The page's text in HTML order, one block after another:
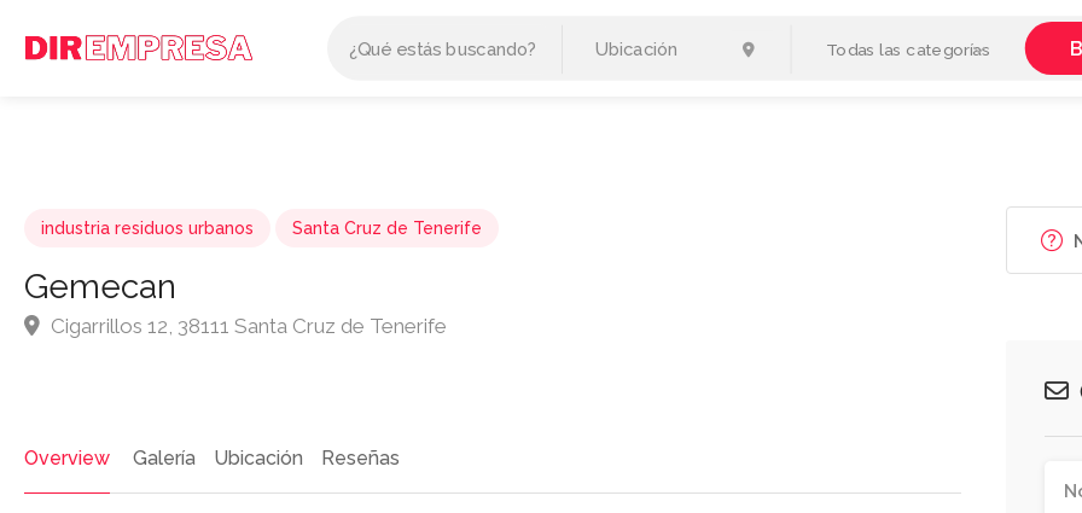
Todas las categorías
industria residuos urbanos Santa Cruz de Tenerife
Gemecan
Cigarrillos 12, 38111 Santa Cruz de Tenerife
Overview Galería Ubicación Reseñas